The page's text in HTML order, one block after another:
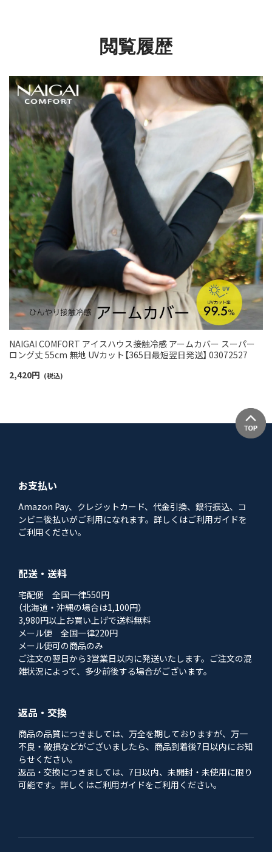
閲覧履歴
NAIGAI COMFORT アイスハウス接触冷感 アームカバー スーパー
ロング丈 55cm 無地 UVカット【365日最短翌日発送】 03072527
2,420円 (税込)
お支払い
Amazon Pay、クレジットカード、代金引換、銀行振込、コ
ンビニ後払いがご利用になれます。詳しくはご利用ガイドを
ご利用ください。
配送・送料
宅配便 全国一律550円
（北海道・沖縄の場合は1,100円）
3,980円以上お買い上げで送料無料
メール便 全国一律220円
メール便可の商品のみ
ご注文の翌日から3営業日以内に発送いたします。ご注文の混
雑状況によって、多少前後する場合がございます。
返品・交換
商品の品質につきましては、万全を期しておりますが、万一
不良・破損などがございましたら、商品到着後7日以内にお知
らせください。
返品・交換につきましては、7日以内、未開封・未使用に限り
可能です。詳しくはご利用ガイドをご利用ください。